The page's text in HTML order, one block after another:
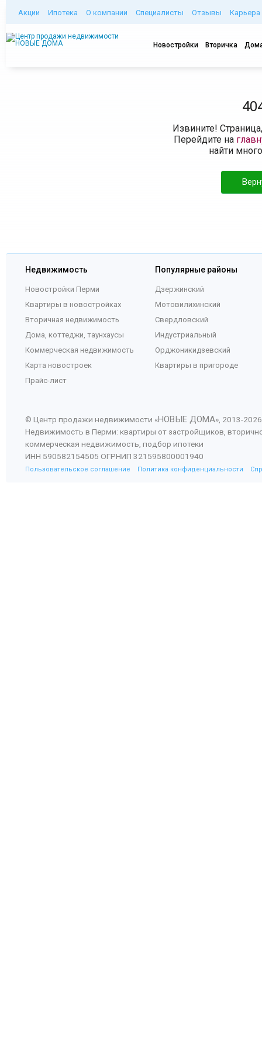
Акции Ипотека О компании Специалисты Отзывы Карьера
Новостройки Вторичка
Извините!
Перейдите на
найти
Недвижимость
Новостройки Перми
Квартиры в новостройках
Вторичная недвижимость
Дома, коттеджи, таунхаусы
Коммерческая недвижимость
Карта новостроек
Прайс-лист
Популярные районы
Дзержинский
Мотовилихинский
Свердловский
Индустриальный
Орджоникидзевский
Квартиры в пригороде
© Центр продажи недвижимости «НОВЫЕ ДОМА», 2013-2026
Недвижимость в Перми: квартиры от застройщиков,
коммерческая недвижимость, подбор ипотеки
ИНН 590582154505 ОГРНИП 321595800001940
Пользовательское соглашение Политика конфиденциальности